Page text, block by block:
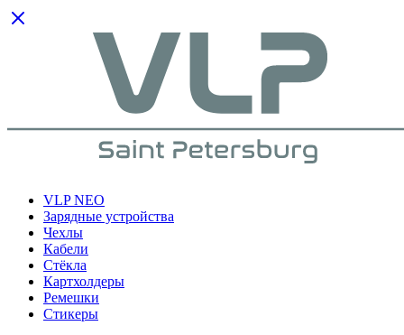
VLP NEO
Зарядные устройства
Чехлы
Кабели
Cтёкла
Картхолдеры
Ремешки
Стикеры